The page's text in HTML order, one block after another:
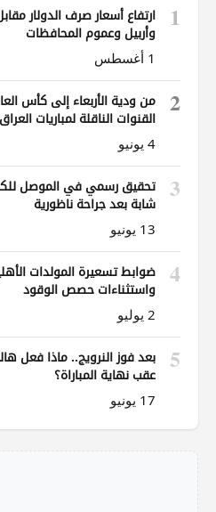
1
ارتفاع أسعار صرف الدولار
وأربيل وعموم المحافظات
1 أغسطس
2
القنوات الناقلة لمباريات العراق
4 يونيو
3
تحقيق رسمي في الموصل
شابة بعد جراحة ناظورية
13 يونيو
4
ضوابط تسعيرة المولدات
واستثناءات حصص الوقود
2 يوليو
5
بعد فوز النرويج.. ماذا فعل
عقب نهاية المباراة؟
17 يونيو